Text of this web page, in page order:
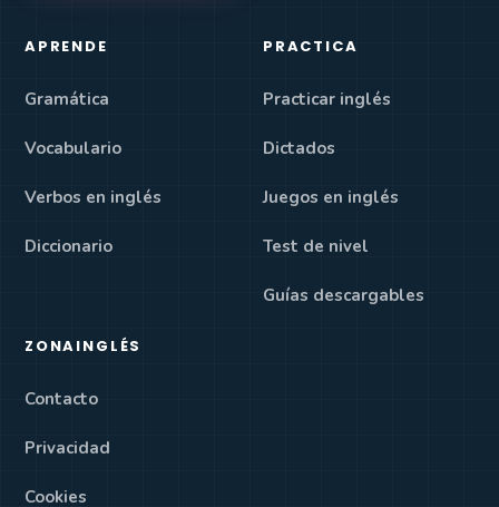
APRENDE
Gramática
Vocabulario
Verbos en inglés
Diccionario
PRACTICA
Practicar inglés
Dictados
Juegos en inglés
Test de nivel
Guías descargables
ZONAINGLÉS
Contacto
Privacidad
Cookies